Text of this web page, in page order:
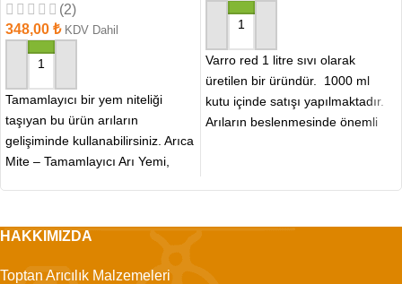
(2)
348,00 ₺ KDV Dahil
SEPETE EKLE
Tamamlayıcı bir yem niteliği
taşıyan bu ürün arıların
gelişiminde kullanabilirsiniz. Arıca
Mite – Tamamlayıcı Arı Yemi,
SEPETE EKLE
Varro red 1 litre sıvı olarak
üretilen bir üründür. 1000 ml
kutu içinde satışı yapılmaktadır.
Arıların beslenmesinde önemli
HAKKIMIZDA
Toptan Arıcılık Malzemeleri